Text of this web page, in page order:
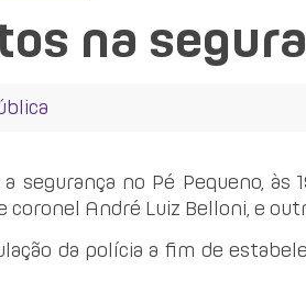
na
no Pé Pequeno, às
André Luiz Belloni, e
da polícia a fim de